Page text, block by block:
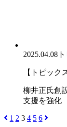
2025.04.08
【トピック
柳井正氏創
支援を強化
1 2 3 4 5 6